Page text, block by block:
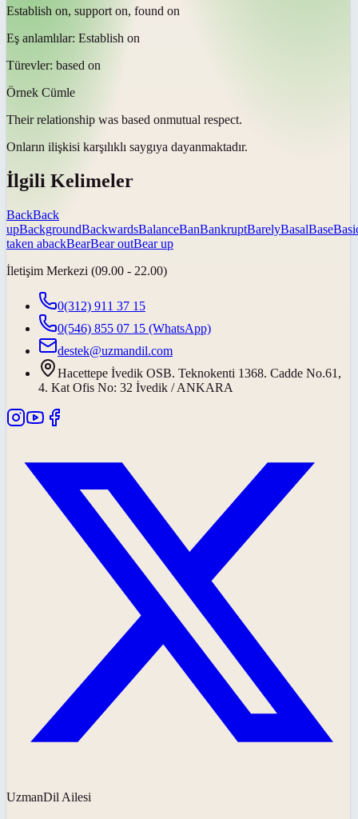
Establish on, support on, found on
Eş anlamlılar: Establish on
Türevler: based on
Örnek Cümle
Their relationship was based onmutual respect.
Onların ilişkisi karşılıklı saygıya dayanmaktadır.
İlgili Kelimeler
BackBack
upBackgroundBackwardsBalanceBanBankruptBarelyBasalBase
taken abackBearBear outBear up
İletişim Merkezi (09.00 - 22.00)
0(312) 911 37 15
0(546) 855 07 15 (WhatsApp)
destek@uzmandil.com
Hacettepe İvedik OSB. Teknokenti 1368. Cadde No.61,
4. Kat Ofis No: 32 İvedik / ANKARA
UzmanDil Ailesi